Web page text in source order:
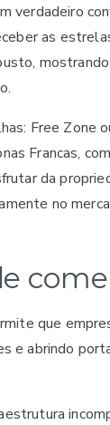
verdadeiro
as
Free Zone
Francas,
da
no
que
e abrindo